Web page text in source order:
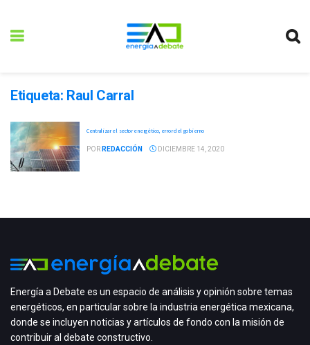
Etiqueta: Raul Carral
Centralizar el sector energético, error del gobierno
POR REDACCIÓN DICIEMBRE 14, 2020
Energía a Debate es un espacio de análisis y opinión sobre temas
energéticos, en particular sobre la industria energética mexicana,
donde se incluyen noticias y artículos de fondo con la misión de
contribuir al debate constructivo.